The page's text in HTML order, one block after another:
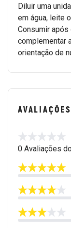
Diluir uma
em água, leite
Consumir após
complementar
orientação de
AVALIAÇÕES
0 Avaliações